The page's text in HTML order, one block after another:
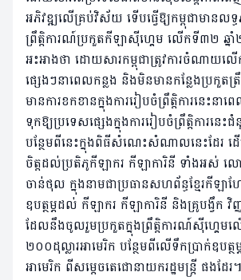
អភិវឌ្ឍលើគ្រប់វិស័យ ទើបធ្វើឱ្យកម្ពុជាមានលទ្ធ
ព្រឹត្តិការណ៍ប្រកួតកីឡាស៊ីហ្គេម លើកទី៣២ ឆ្
អះអាងថា ដោយសារកម្ពុជាត្រូវការចំណាយលើ
ផ្សេងៗនាពេលកន្លង និងមិនមានកន្លែងប្រកួតត្រឹ
មានការខកខានក្នុងការរៀបចំព្រឹត្តិការនេះន
ទុកឱ្យប្រទេសផ្សេងក្នុងការរៀបចំព្រឹត្តិការនេ
បន្ថែមពីនេះក្នុងពិធីសំណេះសំណាលនេះដែរ ដ
ចិត្តដល់ប្រតិភូកីឡាករ កីឡាការិនី ទាំងអស់ លោ
ចាន់ថុល ក្នុងនាមជាប្រធានសហព័ន្ធខ្មែរកីឡ
ឧបត្ថម្ភដល់ កីឡាករ កីឡាការិនី និងគ្រូបង្វឹក
ដែលនឹងចូលរួមប្រកួតក្នុងព្រឹត្តិការណ៍ស៊ីហ្គេមល
២០០ដុល្លារអាមេរិក បន្ថែមពីលើទឹកប្រាក់ឧបត្
អាមេរិក ពីសម្តេចតេជោនាយករដ្ឋមន្ត្រី ផងដែរ៕